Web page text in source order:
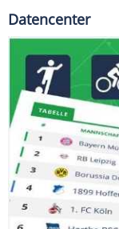
Datencenter